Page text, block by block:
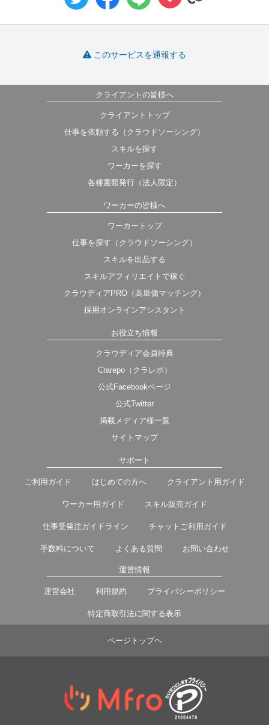
このサービスを通報する
クライアントの皆様へ
クライアントトップ
仕事を依頼する（クラウドソーシング）
スキルを探す
ワーカーを探す
各種書類発行（法人限定）
ワーカーの皆様へ
ワーカートップ
仕事を探す（クラウドソーシング）
スキルを出品する
スキルアフィリエイトで稼ぐ
クラウディアPRO（高単価マッチング）
採用オンラインアシスタント
お役立ち情報
クラウディア会員特典
Crarepo（クラレポ）
公式Facebookページ
公式Twitter
掲載メディア様一覧
サイトマップ
サポート
ご利用ガイド はじめての方へ クライアント用ガイド
ワーカー用ガイド スキル販売ガイド
仕事受発注ガイドライン チャットご利用ガイド
手数料について よくある質問 お問い合わせ
運営情報
運営会社 利用規約 プライバシーポリシー
特定商取引法に関する表示
ページトップヘ